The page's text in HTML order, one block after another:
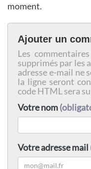
moment.
Ajouter un
Les
supprimés par les
adresse e-mail ne
la ligne seront
code HTML sera
Votre nom
Votre adresse mail